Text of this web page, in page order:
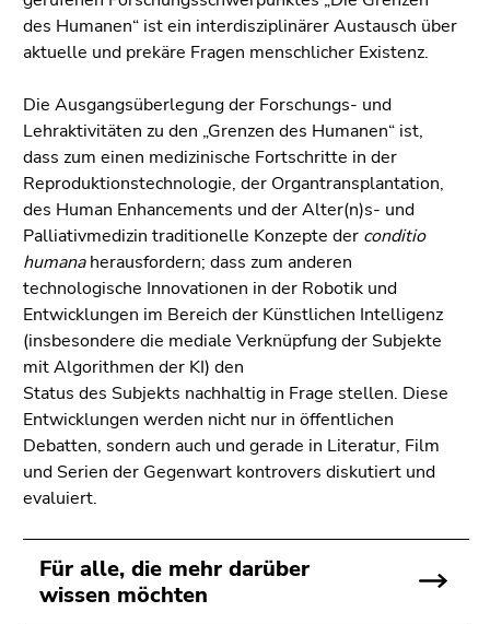
(Zugriffstaste
4)
den
Zusatzinformationen
(Zugriffstaste
5)
Zu
den
Seiteneinstellungen
(Benutzer/Sprache)
(Zugriffstaste
8)
Zur
Suche
(Zugriffstaste
9)
des Humanen“ ist ein interdisziplinärer Austausch über
aktuelle und prekäre Fragen menschlicher Existenz.
Die Ausgangsüberlegung der Forschungs- und
Lehraktivitäten zu den „Grenzen des Humanen“ ist,
dass zum einen medizinische Fortschritte in der
Reproduktionstechnologie, der Organtransplantation,
des Human Enhancements und der Alter(n)s- und
Palliativmedizin traditionelle Konzepte der conditio
humanaherausfordern; dass zum anderen
technologische Innovationen in der Robotik und
Entwicklungen im Bereich der Künstlichen Intelligenz
(insbesondere die mediale Verknüpfung der Subjekte
mit Algorithmen der KI) den
Status des Subjekts nachhaltig in Frage stellen. Diese
Entwicklungen werden nicht nur in öffentlichen
Debatten, sondern auch und gerade in Literatur, Film
und Serien der Gegenwart kontrovers diskutiert und
evaluiert.
Für alle, die mehr darüber
wissen möchten